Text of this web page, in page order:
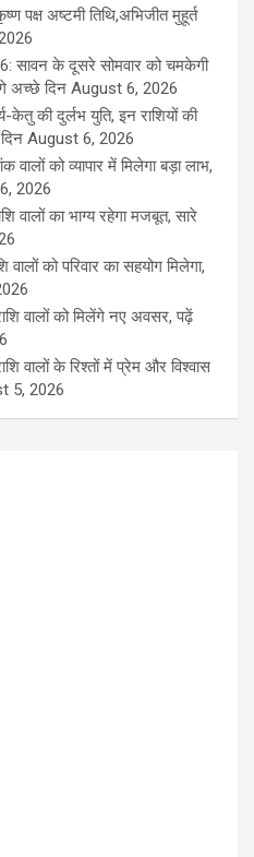
पक्ष अष्टमी तिथि,अभिजीत मुहूर्त
सावन के दूसरे सोमवार को चमकेगी
अच्छे दिन August 6, 2026
केतु की दुर्लभ युति, इन राशियों की
August 6, 2026
को व्यापार में मिलेगा बड़ा लाभ,
2026
का भाग्य रहेगा मजबूत, सारे
को परिवार का सहयोग मिलेगा,
वालों को मिलेंगे नए अवसर, पढ़ें
वालों के रिश्तों में प्रेम और विश्वास
5, 2026